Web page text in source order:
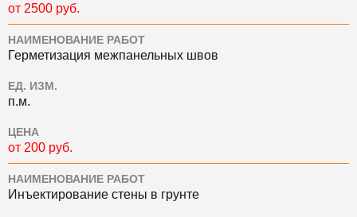
от 2500 руб.
НАИМЕНОВАНИЕ РАБОТ
Герметизация межпанельных швов
ЕД. ИЗМ.
п.м.
ЦЕНА
от 200 руб.
НАИМЕНОВАНИЕ РАБОТ
Инъектирование стены в грунте